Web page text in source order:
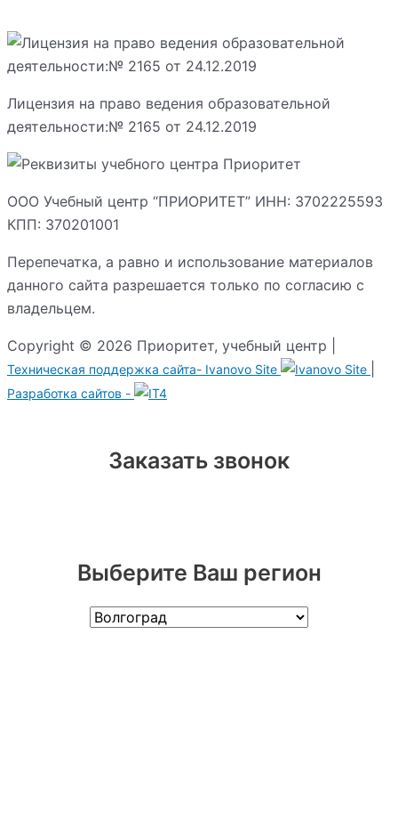
Лицензия на право ведения образовательной
деятельности:№ 2165 от 24.12.2019
ООО Учебный центр “ПРИОРИТЕТ” ИНН: 3702225593
КПП: 370201001
Перепечатка, а равно и использование материалов
данного сайта разрешается только по согласию с
владельцем.
Copyright © 2026 Приоритет, учебный центр |
Техническая поддержка сайта- Ivanovo Site
Разработка сайтов -
Заказать звонок
Выберите Ваш регион